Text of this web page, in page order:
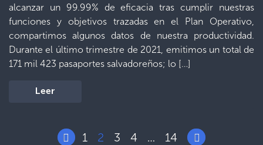
alcanzar un 99.99% de eficacia tras cumplir nuestras
funciones y objetivos trazadas en el Plan Operativo,
compartimos algunos datos de nuestra productividad.
Durante el último trimestre de 2021, emitimos un total de
171 mil 423 pasaportes salvadoreños; lo […]
Leer
1 2 3 4 … 14